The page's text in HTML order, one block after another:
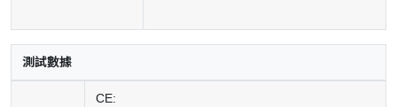
測試數據
CE: